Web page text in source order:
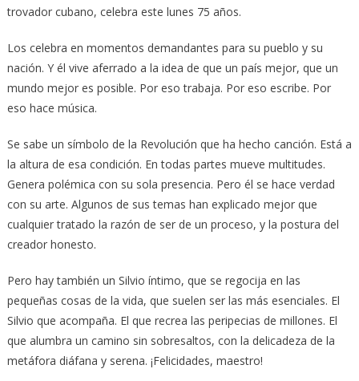
trovador cubano, celebra este lunes 75 años.
Los celebra en momentos demandantes para su pueblo y su
nación. Y él vive aferrado a la idea de que un país mejor, que un
mundo mejor es posible. Por eso trabaja. Por eso escribe. Por
eso hace música.
Se sabe un símbolo de la Revolución que ha hecho canción. Está a
la altura de esa condición. En todas partes mueve multitudes.
Genera polémica con su sola presencia. Pero él se hace verdad
con su arte. Algunos de sus temas han explicado mejor que
cualquier tratado la razón de ser de un proceso, y la postura del
creador honesto.
Pero hay también un Silvio íntimo, que se regocija en las
pequeñas cosas de la vida, que suelen ser las más esenciales. El
Silvio que acompaña. El que recrea las peripecias de millones. El
que alumbra un camino sin sobresaltos, con la delicadeza de la
metáfora diáfana y serena. ¡Felicidades, maestro!